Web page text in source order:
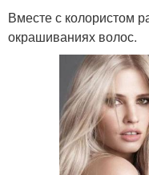
Вместе с колористом
окрашиваниях волос.